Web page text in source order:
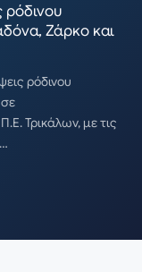
ρόδινου
Ζάρκο και
ρόδινου
Τρικάλων, με τις